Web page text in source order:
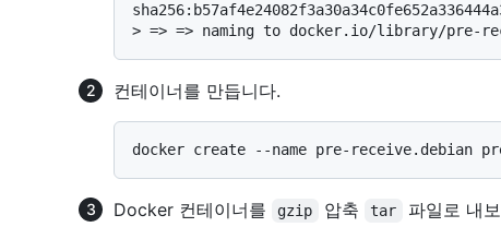
> => => naming to docker.io/library/pre-
컨테이너를 만듭니다.
Docker 컨테이너를 gzip 압축 tar 파일로 내